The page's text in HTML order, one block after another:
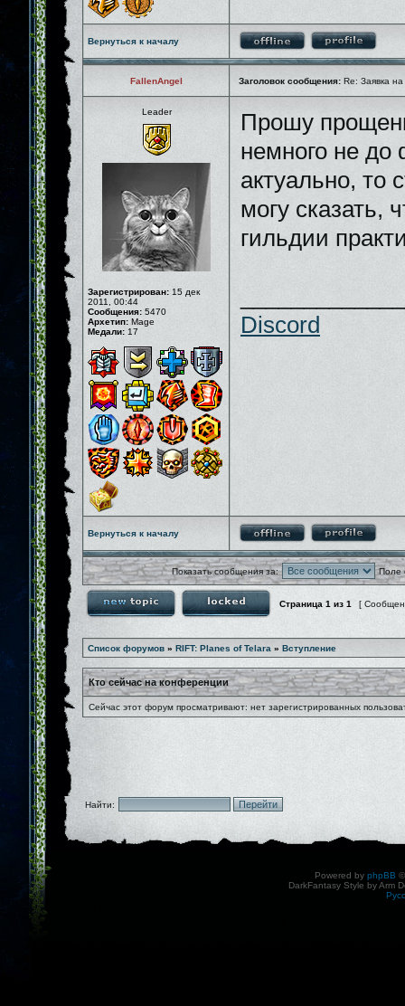
Вернуться к началу
FallenAngel Заголовок сообщения: Re: Заявка
Leader
Зарегистрирован: 15 дек
2011, 00:44
Сообщения: 5470
Архетип: Mage
Медали: 17
Прошу
немного не
актуально, то
могу сказать,
гильдии
Discord
Вернуться к началу
Показать сообщения за: Поле
Страница 1 из 1 [
Список форумов » RIFT: Planes of Telara » Вступление
Кто сейчас на конференции
Сейчас этот форум просматривают: нет зарегистрированных
Найти:
Powered by phpBB
DarkFantasy Style by Arm